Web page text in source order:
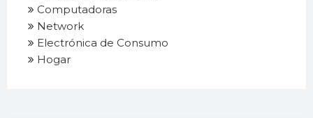
Computadoras
Network
Electrónica de Consumo
Hogar